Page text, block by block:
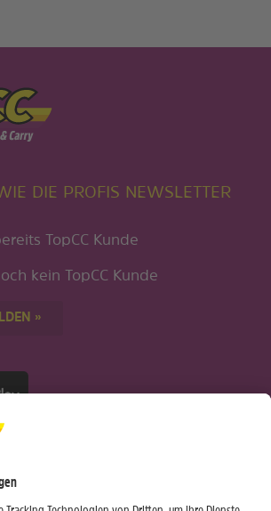
DIE PROFIS NEWSLETTER
TopCC Kunde
kein TopCC Kunde
»
Rezeptwelt